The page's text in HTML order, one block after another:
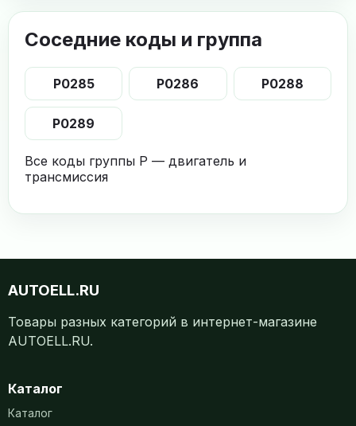
Соседние коды и группа
P0285 P0286 P0288
P0289
Все коды группы P — двигатель и
трансмиссия
AUTOELL.RU
Товары разных категорий в интернет-магазине
AUTOELL.RU.
Каталог
Каталог